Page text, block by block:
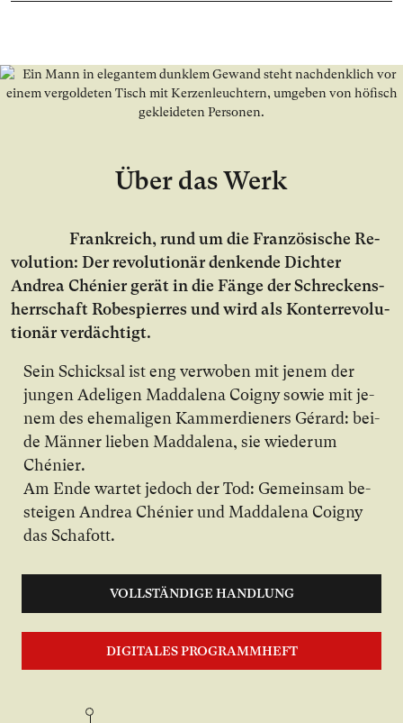
Über das Werk
Frank­reich, rund um die Fran­zö­si­sche Re­
vo­lu­ti­on: Der re­vo­lu­tio­när den­ken­de Dich­ter
Andrea Chénier ge­rät in die Fän­ge der Schre­ckens­
herr­schaft Robespierres und wird als Kon­ter­re­vo­lu­
tio­när ver­däch­tigt.
Sein Schick­sal ist eng ver­wo­ben mit je­nem der
jun­gen Ade­li­gen Madda­lena Coigny so­wie mit je­
nem des ehe­ma­li­gen Kam­mer­die­ners Gérard: bei­
de Män­ner lie­ben Madda­lena, sie wie­der­um
Chénier.
Am En­de war­tet je­doch der Tod: Ge­mein­sam be­
stei­gen Andrea Chénier und Madda­lena Coigny
das Scha­fott.
VOLLSTÄNDIGE HANDLUNG
DIGITALES PROGRAMMHEFT